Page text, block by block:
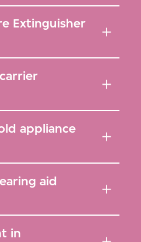
Extinguisher
appliance
aid
in